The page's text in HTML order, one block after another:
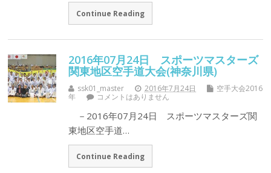
Continue Reading
2016年07月24日 スポーツマスターズ
関東地区空手道大会(神奈川県)
ssk01_master 2016年7月24日
空手大会2016
年
コメントはありません
－2016年07月24日 スポーツマスターズ関
東地区空手道…
Continue Reading